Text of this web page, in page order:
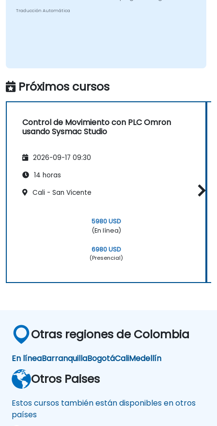
Traducción Automática
Próximos cursos
Control de Movimiento con PLC Omron
usando Sysmac Studio
2026-09-17 09:30
14 horas
Cali - San Vicente
5980 USD
(En línea)
6980 USD
(Presencial)
Otras regiones de Colombia
En líneaBarranquillaBogotáCaliMedellín
Otros Paises
Estos cursos también están disponibles en otros
países